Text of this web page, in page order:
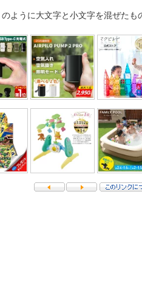
のように大文字と小文字を混ぜたも